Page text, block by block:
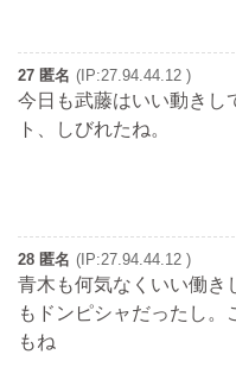
27 匿名 (IP:27.94.44.12 )
今日も武藤はいい動きし
ト、しびれたね。
28 匿名 (IP:27.94.44.12 )
青木も何気なくいい働き
もドンピシャだったし
もね